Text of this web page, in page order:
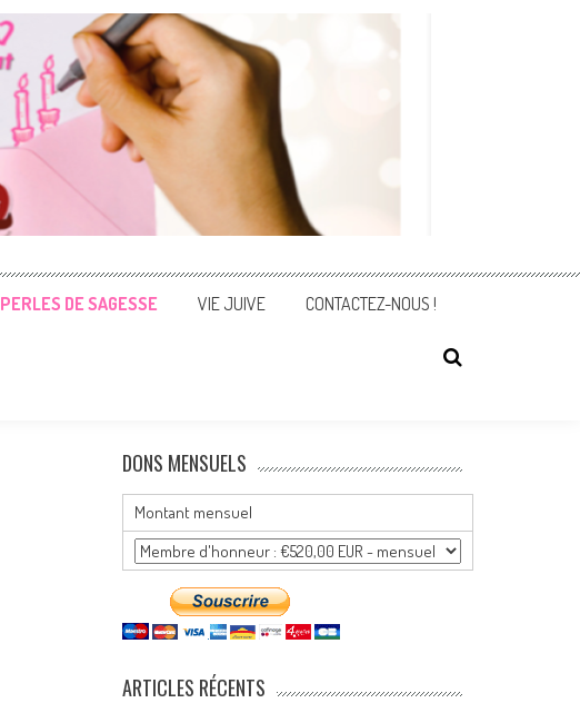
PERLES DE SAGESSE VIE JUIVE CONTACTEZ-NOUS !
DONS MENSUELS
Montant mensuel
ARTICLES RÉCENTS